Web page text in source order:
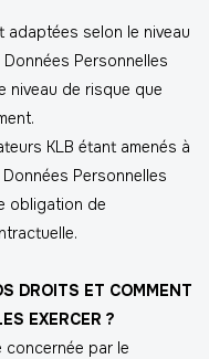
adaptées selon le niveau
Personnelles
niveau de risque que
KLB étant amenés à
Personnelles
obligation de
DROITS ET COMMENT
EXERCER ?
concernée par le